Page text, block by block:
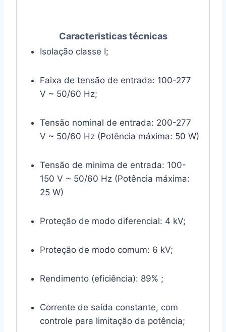
Caracteristicas técnicas
Isolação classe I;
Faixa de tensão de entrada: 100-277
V ~ 50/60 Hz;
Tensão nominal de entrada: 200-277
V ~ 50/60 Hz (Potência máxima: 50 W)
Tensão de minima de entrada: 100-
150 V ~ 50/60 Hz (Potência máxima:
25 W)
Proteção de modo diferencial: 4 kV;
Proteção de modo comum: 6 kV;
Rendimento (eficiência): 89% ;
Corrente de saída constante, com
controle para limitação da potência;